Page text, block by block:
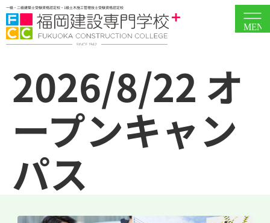
一級・二級建築士受験資格認定校・1級土木施工管理技士受験資格認定校
MENU
2026/8/22 オ
ープンキャン
パス